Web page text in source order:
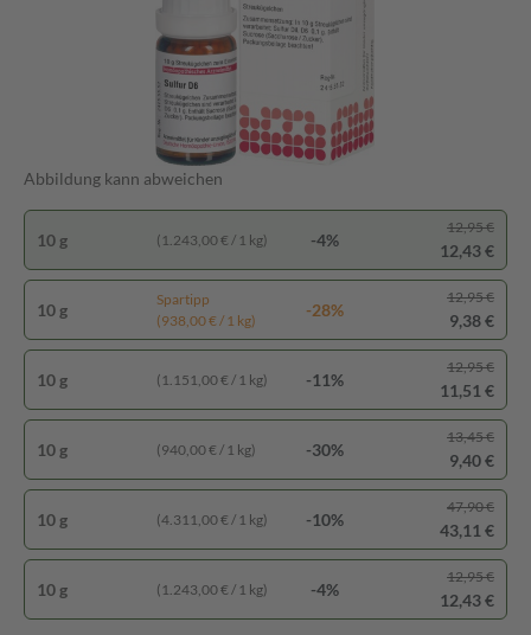
Abbildung kann abweichen
10 g
Spartipp
(938,00 € / 1 kg)
-28%
12,95 €
9,38 €
10 g (1.151,00 € / 1 kg) -11%
12,95 €
11,51 €
10 g (940,00 € / 1 kg) -30%
13,45 €
9,40 €
10 g (4.311,00 € / 1 kg) -10%
47,90 €
43,11 €
10 g (1.243,00 € / 1 kg) -4%
12,95 €
12,43 €
10 g (1.243,00 € / 1 kg) -4%
12,95 €
12,43 €